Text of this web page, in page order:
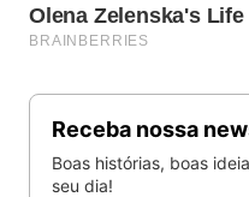
Receba nossa
Boas histórias, boas
seu dia!